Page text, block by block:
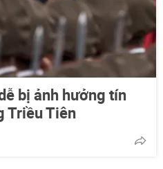
bị ảnh hưởng tín
Triều Tiên